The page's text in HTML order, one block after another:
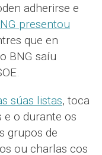
adherirse e
presentou
que en
BNG saíu
súas listas, toca
e o durante os
grupos de
ou charlas cos